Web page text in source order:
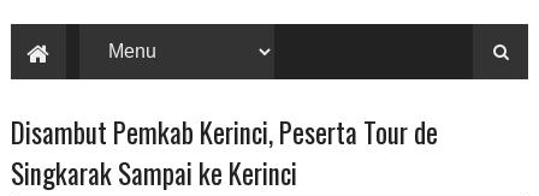
Disambut Pemkab Kerinci, Peserta Tour de
Singkarak Sampai ke Kerinci